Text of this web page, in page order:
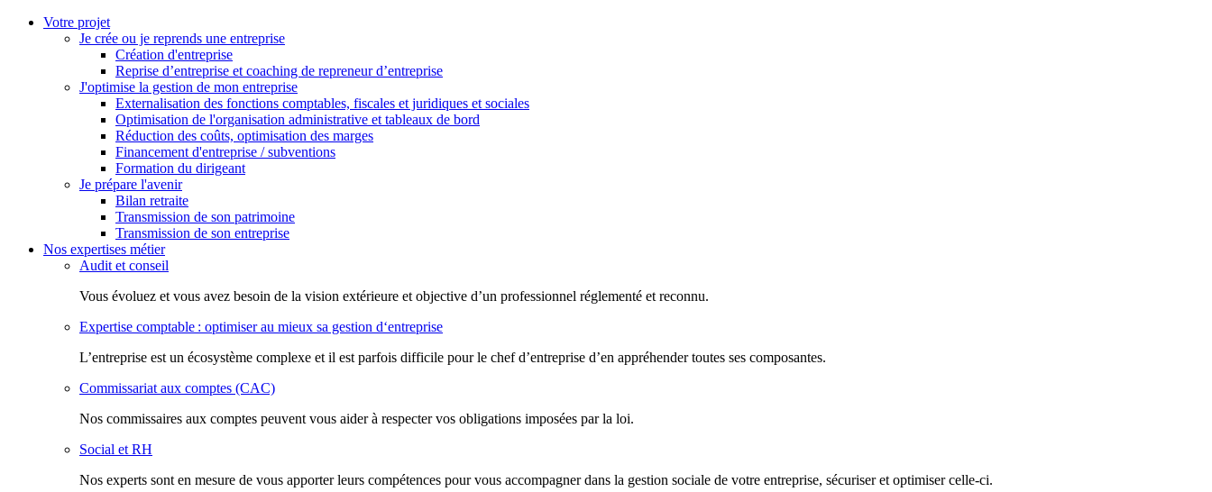
Votre projet
Je crée ou je reprends une entreprise
Création d'entreprise
Reprise d’entreprise et coaching de repreneur d’entreprise
J'optimise la gestion de mon entreprise
Externalisation des fonctions comptables, fiscales et juridiques et sociales
Optimisation de l'organisation administrative et tableaux de bord
Réduction des coûts, optimisation des marges
Financement d'entreprise / subventions
Formation du dirigeant
Je prépare l'avenir
Bilan retraite
Transmission de son patrimoine
Transmission de son entreprise
Nos expertises métier
Audit et conseil
Vous évoluez et vous avez besoin de la vision extérieure et objective d’un professionnel réglementé et reconnu.
Expertise comptable : optimiser au mieux sa gestion d‘entreprise
L’entreprise est un écosystème complexe et il est parfois difficile pour le chef d’entreprise d’en appréhender toutes ses composantes.
Commissariat aux comptes (CAC)
Nos commissaires aux comptes peuvent vous aider à respecter vos obligations imposées par la loi.
Social et RH
Nos experts sont en mesure de vous apporter leurs compétences pour vous accompagner dans la gestion sociale de votre entreprise, sécuriser et optimiser celle-ci.